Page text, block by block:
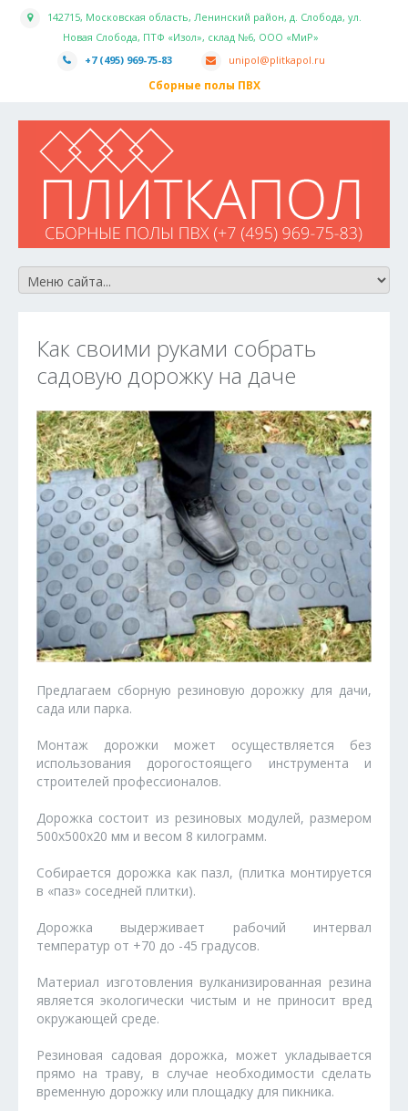
142715, Московская область, Ленинский район, д. Слобода, ул.
Новая Слобода, ПТФ «Изол», склад №6, ООО «МиР»
+7 (495) 969-75-83
unipol@plitkapol.ru
Сборные полы ПВХ
Как своими руками собрать
садовую дорожку на даче
Предлагаем сборную резиновую дорожку для дачи,
сада или парка.
Монтаж дорожки может осуществляется без
использования дорогостоящего инструмента и
строителей профессионалов.
Дорожка состоит из резиновых модулей, размером
500х500х20 мм и весом 8 килограмм.
Собирается дорожка как пазл, (плитка монтируется
в «паз» соседней плитки).
Дорожка выдерживает рабочий интервал
температур от +70 до -45 градусов.
Материал изготовления вулканизированная резина
является экологически чистым и не приносит вред
окружающей среде.
Резиновая садовая дорожка, может укладывается
прямо на траву, в случае необходимости сделать
временную дорожку или площадку для пикника.